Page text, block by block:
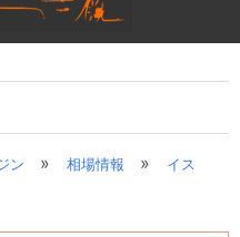
ン » 相場情報 »
イス